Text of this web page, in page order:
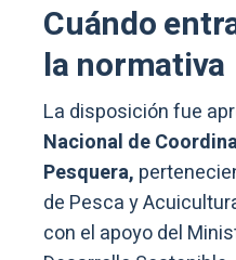
Cuándo
la normativa
La disposición fue
Nacional de
Pesquera,
de Pesca y
con el apoyo del